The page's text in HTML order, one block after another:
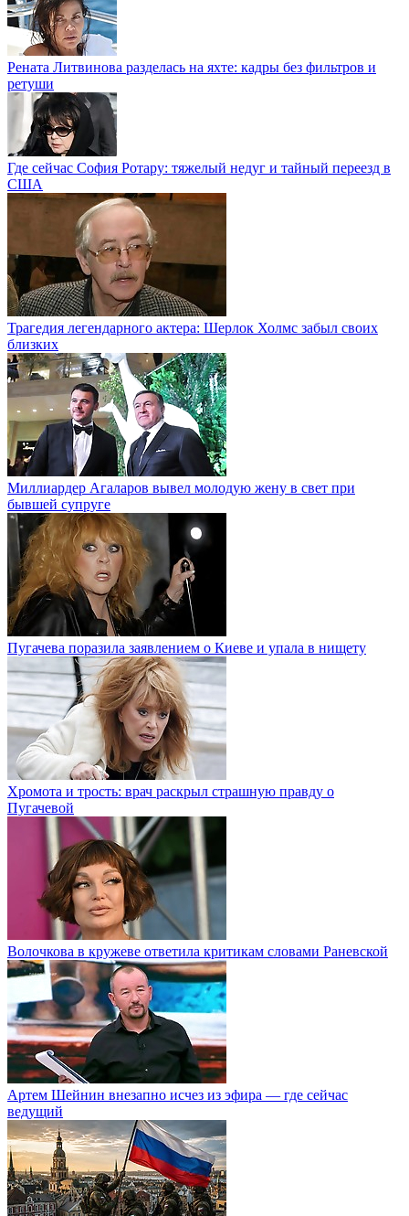
Рената Литвинова разделась на яхте: кадры без фильтров и
ретуши
Где сейчас София Ротару: тяжелый недуг и тайный переезд в
США
Трагедия легендарного актера: Шерлок Холмс забыл своих
близких
Миллиардер Агаларов вывел молодую жену в свет при
бывшей супруге
Пугачева поразила заявлением о Киеве и упала в нищету
Хромота и трость: врач раскрыл страшную правду о
Пугачевой
Волочкова в кружеве ответила критикам словами Раневской
Артем Шейнин внезапно исчез из эфира — где сейчас
ведущий